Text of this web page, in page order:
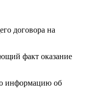
договора на
факт оказание
информацию об